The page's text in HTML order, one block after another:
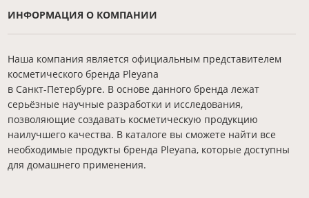
ИНФОРМАЦИЯ О КОМПАНИИ
Наша компания является официальным представителем
косметического бренда Pleyana
в Санкт-Петербурге. В основе данного бренда лежат
серьёзные научные разработки и исследования,
позволяющие создавать косметическую продукцию
наилучшего качества. В каталоге вы сможете найти все
необходимые продукты бренда Pleyana, которые доступны
для домашнего применения.